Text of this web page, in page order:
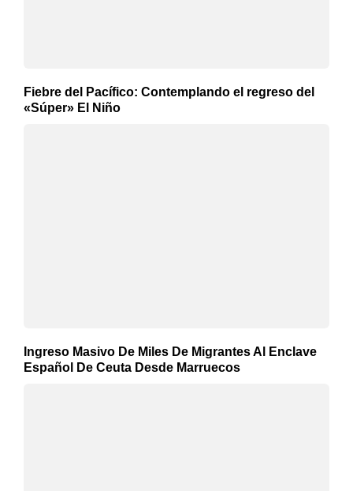
Fiebre del Pacífico: Contemplando el regreso del
«Súper» El Niño
Ingreso Masivo De Miles De Migrantes Al Enclave
Español De Ceuta Desde Marruecos